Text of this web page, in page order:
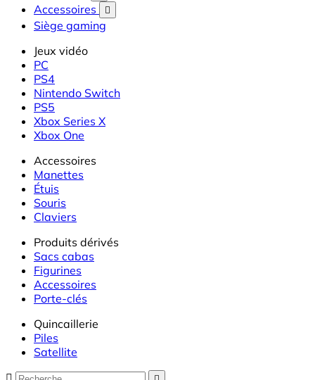
Accessoires 
Siège gaming
Jeux vidéo
PC
PS4
Nintendo Switch
PS5
Xbox Series X
Xbox One
Accessoires
Manettes
Étuis
Souris
Claviers
Produits dérivés
Sacs cabas
Figurines
Accessoires
Porte-clés
Quincaillerie
Piles
Satellite